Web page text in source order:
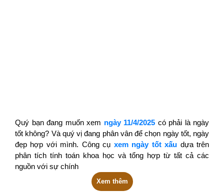
Quý bạn đang muốn xem ngày 11/4/2025 có phải là ngày
tốt không? Và quý vị đang phân vân để chọn ngày tốt, ngày
đẹp hợp với mình. Công cụ xem ngày tốt xấu dựa trên
phân tích tính toán khoa học và tổng hợp từ tất cả các
nguồn với sự chính
Xem thêm